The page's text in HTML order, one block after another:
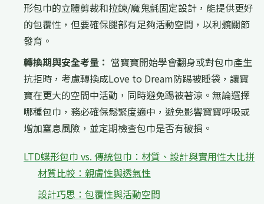
形包巾的立體剪裁和拉鍊/魔鬼氈固定設計，能提供更好
的包覆性，但要確保腿部有足夠活動空間，以利髖關節
發育。
轉換期與安全考量： 當寶寶開始學會翻身或對包巾產生
抗拒時，考慮轉換成Love to Dream防踢被睡袋，讓寶
寶在更大的空間中活動，同時避免踢被著涼。無論選擇
哪種包巾，務必確保鬆緊度適中，避免影響寶寶呼吸或
增加窒息風險，並定期檢查包巾是否有破損。
LTD蝶形包巾 vs. 傳統包巾：材質、設計與實用性大比拼
材質比較：親膚性與透氣性
設計巧思：包覆性與活動空間